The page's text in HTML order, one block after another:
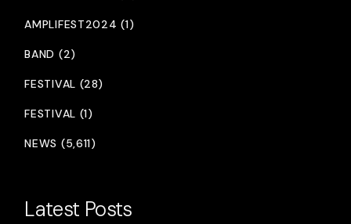
AMPLIFEST2024 (1)
BAND (2)
FESTIVAL (28)
FESTIVAL (1)
NEWS (5,611)
Latest Posts